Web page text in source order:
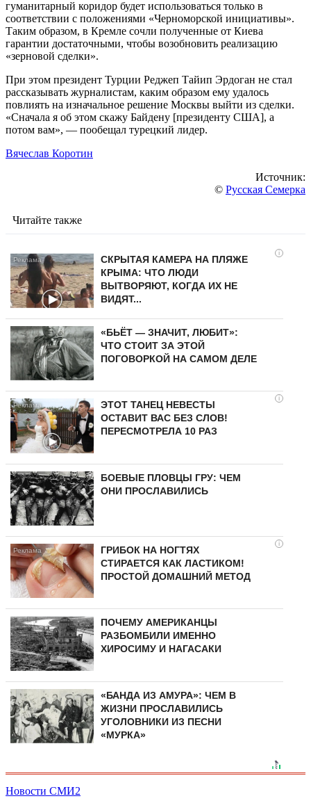
гуманитарный коридор будет использоваться только в
соответствии с положениями «Черноморской инициативы».
Таким образом, в Кремле сочли полученные от Киева
гарантии достаточными, чтобы возобновить реализацию
«зерновой сделки».
При этом президент Турции Реджеп Тайип Эрдоган не стал
рассказывать журналистам, каким образом ему удалось
повлиять на изначальное решение Москвы выйти из сделки.
«Сначала я об этом скажу Байдену [президенту США], а
потом вам», — пообещал турецкий лидер.
Вячеслав Коротин
Источник:
© Русская Семерка
Читайте также
i
СКРЫТАЯ КАМЕРА НА ПЛЯЖЕ
КРЫМА: ЧТО ЛЮДИ
ВЫТВОРЯЮТ, КОГДА ИХ НЕ
ВИДЯТ...
«БЬЁТ — ЗНАЧИТ, ЛЮБИТ»:
ЧТО СТОИТ ЗА ЭТОЙ
ПОГОВОРКОЙ НА САМОМ ДЕЛЕ
i
ЭТОТ ТАНЕЦ НЕВЕСТЫ
ОСТАВИТ ВАС БЕЗ СЛОВ!
ПЕРЕСМОТРЕЛА 10 РАЗ
БОЕВЫЕ ПЛОВЦЫ ГРУ: ЧЕМ
ОНИ ПРОСЛАВИЛИСЬ
i
ГРИБОК НА НОГТЯХ
СТИРАЕТСЯ КАК ЛАСТИКОМ!
ПРОСТОЙ ДОМАШНИЙ МЕТОД
ПОЧЕМУ АМЕРИКАНЦЫ
РАЗБОМБИЛИ ИМЕННО
ХИРОСИМУ И НАГАСАКИ
«БАНДА ИЗ АМУРА»: ЧЕМ В
ЖИЗНИ ПРОСЛАВИЛИСЬ
УГОЛОВНИКИ ИЗ ПЕСНИ
«МУРКА»
Новости СМИ2